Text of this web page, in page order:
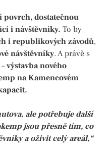
dostatečnou
i návštěvníky. To by
i republikových závodů,
návštěvníky. A právě s
výstavba nového
na Kamencovém
ale potřebuje další
jsou přesně tím, co
a oživit celý areál,“